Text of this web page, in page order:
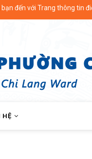
với Trang thông tin điện tử
HỆ
hội viên khó khăn